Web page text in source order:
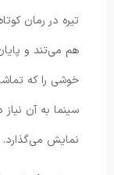
رمان کوتاه‌اش در
و پایان
که تماشاچیان
آن نیاز دارند به
می‌گذارد.